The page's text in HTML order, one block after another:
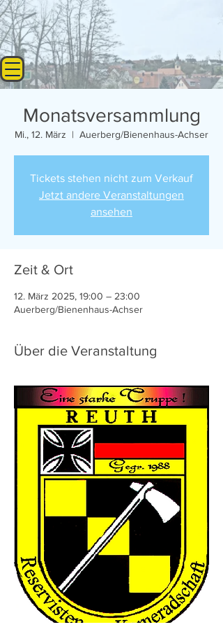
Monatsversammlung
Mi., 12. März
  |
Auerberg/Bienenhaus-Achser
Tickets stehen nicht zum Verkauf
Jetzt andere Veranstaltungen
ansehen
Zeit & Ort
12. März 2025, 19:00 – 23:00
Auerberg/Bienenhaus-Achser
Über die Veranstaltung